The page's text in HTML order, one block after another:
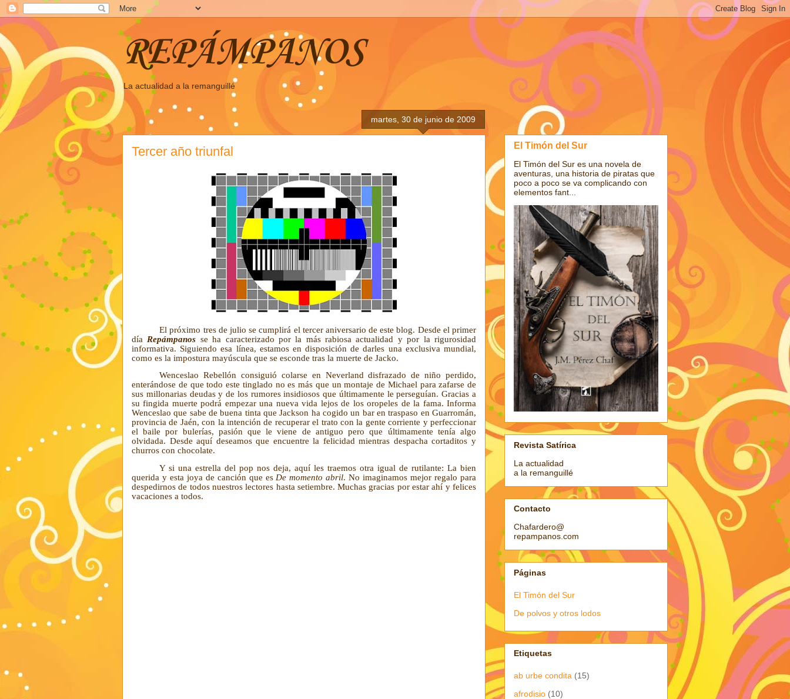
REPÁMPANOS
La actualidad a la remanguillé
martes, 30 de junio de 2009
Tercer año triunfal
El próximo tres de julio se cumplirá el tercer aniversario de este blog. Desde el primer
día Repámpanos se ha caracterizado por la más rabiosa actualidad y por la rigurosidad
informativa. Siguiendo esa línea, estamos en disposición de darles una exclusiva mundial,
como es la impostura mayúscula que se esconde tras la muerte de Jacko.
Wenceslao Rebellón consiguió colarse en Neverland disfrazado de niño perdido,
enterándose de que todo este tinglado no es más que un montaje de Michael para zafarse de
sus millonarias deudas y de los rumores insidiosos que últimamente le perseguían. Gracias a
su fingida muerte podrá empezar una nueva vida lejos de los oropeles de la fama. Informa
Wenceslao que sabe de buena tinta que Jackson ha cogido un bar entraspaso en Guarromán,
provincia de Jaén, con la intención de recuperar el trato con la gente corriente y perfeccionar
el baile por bulerías, pasión que le viene de antiguo pero que últimamente tenía algo
olvidada. Desde aquí deseamos que encuentre la felicidad mientras despacha cortaditos y
churros con chocolate.
Y si una estrella del pop nos deja, aquí les traemos otra igual de rutilante: La bien
querida y esta joya de canción que es De momento abril. No imaginamos mejor regalo para
despedirnos de todos nuestros lectores hasta setiembre. Muchas gracias por estar ahí y felices
vacaciones a todos.
El Timón del Sur
El Timón del Sur es una novela de
aventuras, una historia de piratas que
poco a poco se va complicando con
elementos fant...
Revista Satírica
La actualidad
a la remanguillé
Contacto
Chafardero@
repampanos.com
Páginas
El Timón del Sur
De polvos y otros lodos
Etiquetas
ab urbe condita (15)
afrodisio (10)